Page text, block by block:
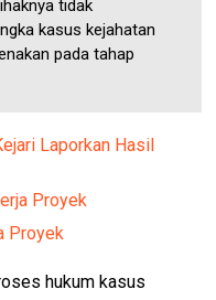
tidak
kasus kejahatan
pada tahap
Laporkan Hasil
Proyek
Proyek
hukum kasus